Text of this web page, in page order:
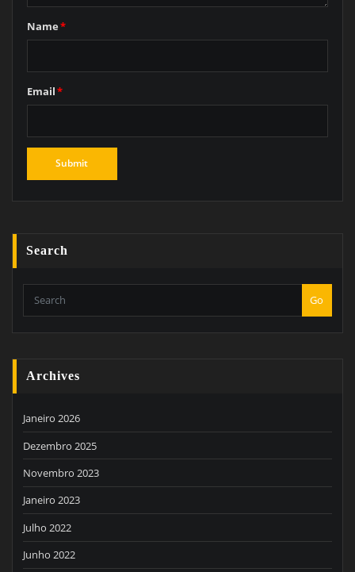
Name*
Email*
Search
Go
Archives
Janeiro 2026
Dezembro 2025
Novembro 2023
Janeiro 2023
Julho 2022
Junho 2022